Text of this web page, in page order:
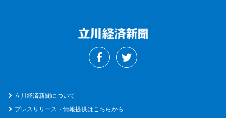
立川経済新聞について
プレスリリース・情報提供はこちらから